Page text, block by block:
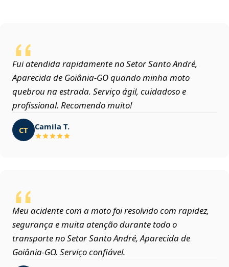
Fui atendida rapidamente no Setor Santo André,
Aparecida de Goiânia‑GO quando minha moto
quebrou na estrada. Serviço ágil, cuidadoso e
profissional. Recomendo muito!
CT Camila T.
Meu acidente com a moto foi resolvido com rapidez,
segurança e muita atenção durante todo o
transporte no Setor Santo André, Aparecida de
Goiânia‑GO. Serviço confiável.